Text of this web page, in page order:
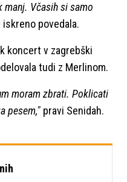
manj. Včasih si samo
iskreno povedala.
koncert v zagrebški
tudi z Merlinom.
moram zbrati. Poklicati
pesem," pravi Senidah.